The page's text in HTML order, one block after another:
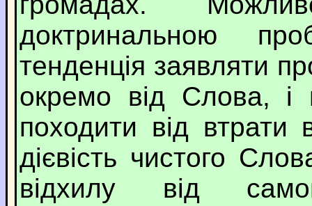
доктринальною
тенденція заявляти
окремо від Слова,
походити від втрати
дієвість чистого
відхилу від